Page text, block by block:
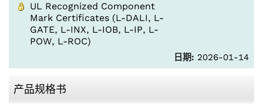
UL Recognized Component
Mark Certificates (L-DALI, L-
GATE, L-INX, L-IOB, L-IP, L-
POW, L-ROC)
日期: 2026-01-14
产品规格书